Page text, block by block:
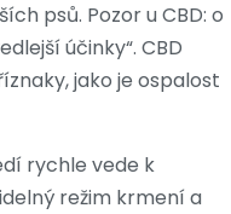
psů. Pozor u CBD: o
účinky“. CBD
jako je ospalost
rychle vede k
režim krmení a